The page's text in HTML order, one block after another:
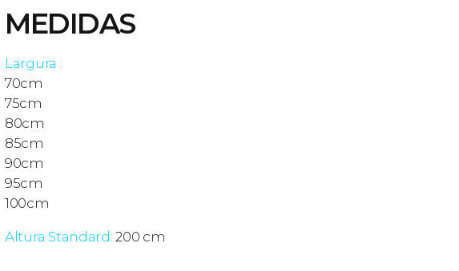
MEDIDAS
Largura :
70cm
75cm
80cm
85cm
90cm
95cm
100cm
Altura Standard: 200 cm